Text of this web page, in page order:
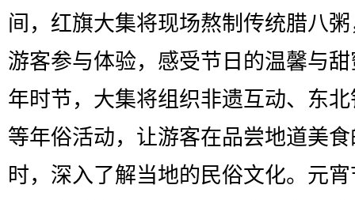
间，红旗大集将现场熬制传统腊八
游客参与体验，感受节日的温馨与
年时节，大集将组织非遗互动、东
等年俗活动，让游客在品尝地道美
时，深入了解当地的民俗文化。元